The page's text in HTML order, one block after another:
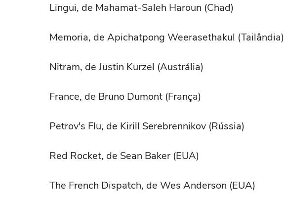
Lingui, de Mahamat-Saleh Haroun (Chad)
Memoria, de Apichatpong Weerasethakul (Tailândia)
Nitram, de Justin Kurzel (Austrália)
France, de Bruno Dumont (França)
Petrov's Flu, de Kirill Serebrennikov (Rússia)
Red Rocket, de Sean Baker (EUA)
The French Dispatch, de Wes Anderson (EUA)